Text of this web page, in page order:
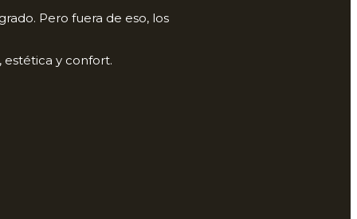
Pero fuera de eso, los
y confort.